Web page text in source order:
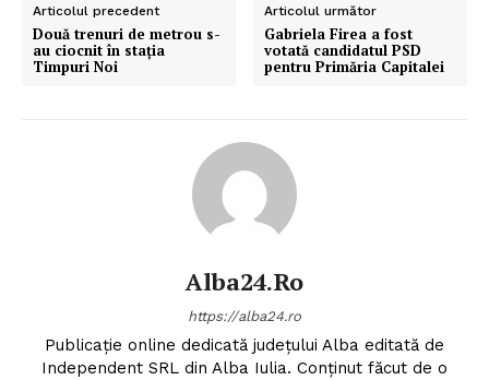
Articolul precedent
Două trenuri de metrou s-
au ciocnit în staţia
Timpuri Noi
Articolul următor
Gabriela Firea a fost
votată candidatul PSD
pentru Primăria Capitalei
Alba24.ro
https://alba24.ro
Publicație online dedicată județului Alba editată de
Independent SRL din Alba Iulia. Conținut făcut de o